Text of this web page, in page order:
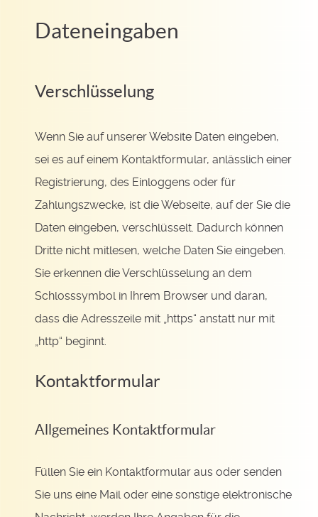
Dateneingaben
Verschlüsselung
Wenn Sie auf unserer Website Daten eingeben,
sei es auf einem Kontaktformular, anlässlich einer
Registrierung, des Einloggens oder für
Zahlungszwecke, ist die Webseite, auf der Sie die
Daten eingeben, verschlüsselt. Dadurch können
Dritte nicht mitlesen, welche Daten Sie eingeben.
Sie erkennen die Verschlüsselung an dem
Schlosssymbol in Ihrem Browser und daran,
dass die Adresszeile mit „https“ anstatt nur mit
„http“ beginnt.
Kontaktformular
Allgemeines Kontaktformular
Füllen Sie ein Kontaktformular aus oder senden
Sie uns eine Mail oder eine sonstige elektronische